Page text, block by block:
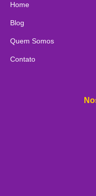
Home
Blog
Quem Somos
Contato